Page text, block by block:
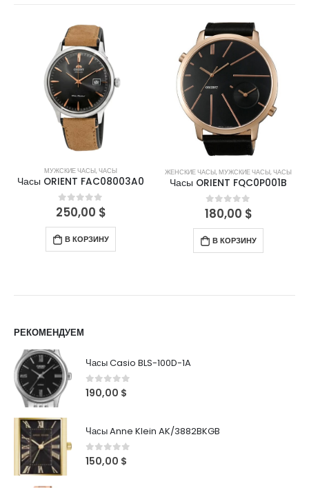
МУЖСКИЕ ЧАСЫ,ЧАСЫ
Часы ORIENT FAC08003A0
0out of 5
250,00 $
В КОРЗИНУ
ЖЕНСКИЕ ЧАСЫ,МУЖСКИЕ ЧАСЫ,ЧАСЫ
Часы ORIENT FQC0P001B
0out of 5
180,00 $
В КОРЗИНУ
РЕКОМЕНДУЕМ
Часы Casio BLS-100D-1A
0out of 5
190,00 $
Часы Anne Klein AK/3882BKGB
0out of 5
150,00 $